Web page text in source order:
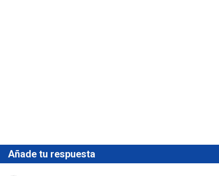
Añade tu respuesta